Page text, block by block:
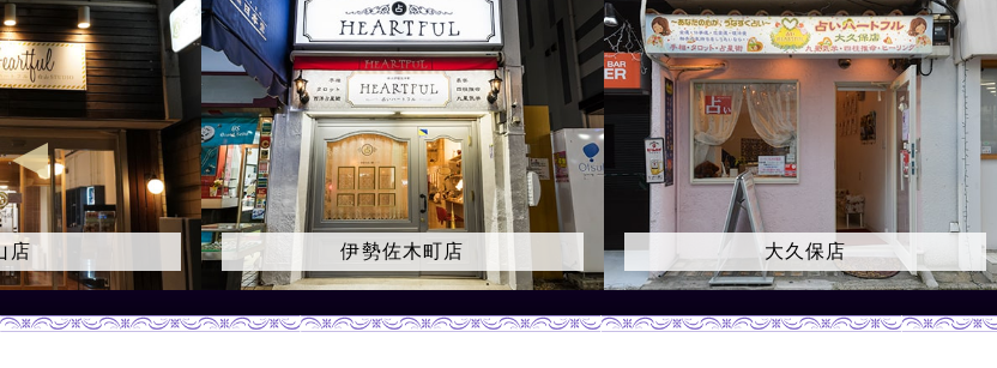
町店 大久保店 上野店